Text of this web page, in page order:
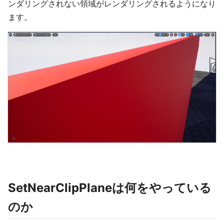
ンダリングされない領域がレンダリングされるようになり
ます。
SetNearClipPlaneは何をやっている
のか